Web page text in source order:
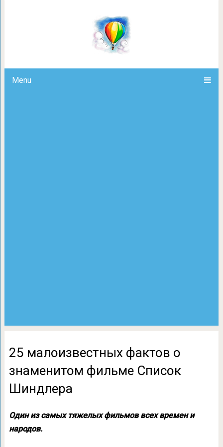
Menu
25 малоизвестных фактов о
25 малоизвестных фактов о
знаменитом фильме Список
Шиндлера
Один из самых тяжелых фильмов всех времен и
народов.